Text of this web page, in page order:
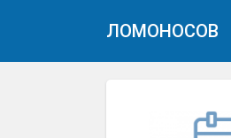
ЛОМОНОСОВ